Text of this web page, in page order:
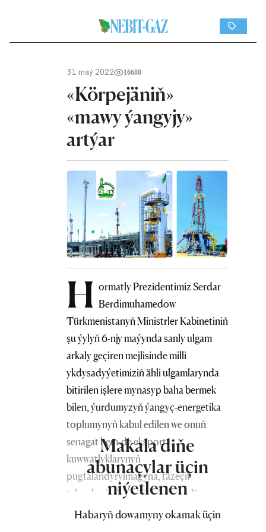
31 maý 2022 16680
«Körpejäniň»
«mawy ýangyjy»
artýar
H ormatly Prezidentimiz Serdar
Berdimuhamedow
Türkmenistanyň Ministrler Kabinetiniň
şu ýylyň 6-njy maýynda sanly ulgam
arkaly geçiren mejlisinde milli
ykdysadyýetimiziň ähli ulgamlarynda
bitirilen işlere mynasyp baha bermek
bilen, ýurdumyzyň ýangyç-energetika
toplumynyň kabul edilen we onuň
senagat hem-de eksport
kuwwatlyklarynyň
pugtalandyrylmagyna, täzeçil
tehnologiýalary, öňdebaryjy işläp
taýýarlamalary ornaşdyrmak esasynda
Makala diňe
abunaçylar üçin
niýetlenen
Habaryň dowamyny okamak üçin